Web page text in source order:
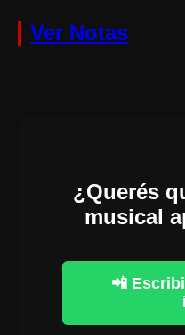
Ver Notas
¿Querés
musical
📲